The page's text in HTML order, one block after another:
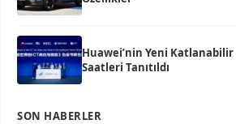
Huawei’nin Yeni Katlanabilir
Saatleri Tanıtıldı
SON HABERLER